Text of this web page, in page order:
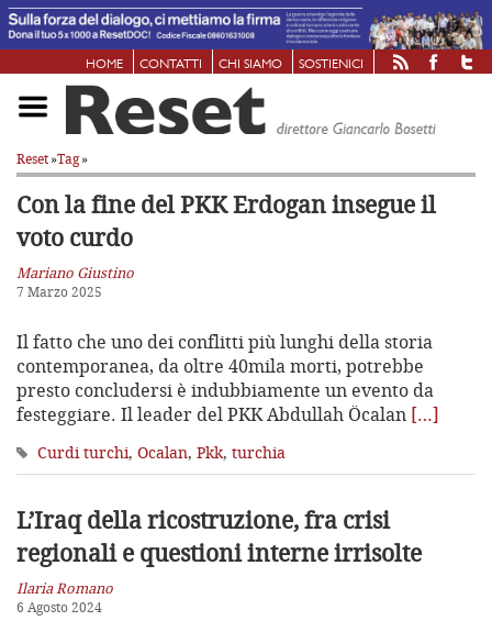
HOME CONTATTI CHI SIAMO SOSTIENICI
Reset»Tag»
Con la fine del PKKErdogan insegue il
voto curdo
Mariano Giustino
7 Marzo 2025
Il fatto che uno dei conflitti più lunghi della storia
contemporanea, da oltre 40mila morti, potrebbe
presto concludersi è indubbiamente un evento da
festeggiare. Il leader del PKK Abdullah Öcalan […]
Curdi turchi, Ocalan, Pkk, turchia
L’Iraq della ricostruzione, fra crisi
regionali e questioni interne irrisolte
Ilaria Romano
6 Agosto 2024